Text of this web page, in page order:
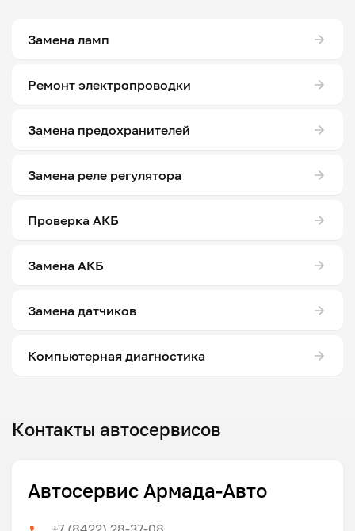
Замена ламп
Ремонт электропроводки
Замена предохранителей
Замена реле регулятора
Проверка АКБ
Замена АКБ
Замена датчиков
Компьютерная диагностика
Контакты автосервисов
Автосервис Армада-Авто